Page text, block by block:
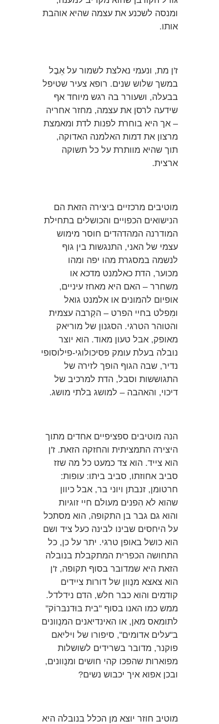
ומנסה לשכנע את עצמה שהיא אוהבת
אותו.
ז'ן מת, ונעמי נאלצת לשמור על אֵבֶל
במשך שלוש שנים. רופא צעיר שטיפל
בבעלה, ושעורר בה רגש מיוחד אף
שידעה לרסן את עצמה, מחזר אחריה
– אך היא בוחרת לפנות לדת ומאמצת
מרצון את דמות האלמנה האדוקה,
תוך שהיא מוותרת על כל תשוקה
ארצית.
מוטיבים מרכזיים ביצירה הזאת הם
הנישואים הכפויים והכושלים בתחילת
המודרנה המהדהדים חוסר מימוש
עצמי של האני, התנגשות בין גוף
לנשמה במסגרת מהו יפה ומהו
מכוער, הדת כאלמנט מדכא או
משחרר – האם היא מאחז עיניים,
אופיום להמונים או אלמנט גואל
ומִפלט בחיי הפרט – הקְרבה עצמית
והטוהר הטרגי. הסגנון של מוריאק
מאופק, אבל טעון מאוד. הוא יוצר
נובלה בעלת עומק פסיכולוגי-פילוסופי
נדיר, שבה הגוף הופך לזירה של
התגוששות וסבל, הדת למרכיב של
דיכוי, והאהבה – למושג בלתי מושג.
הנה מוטיבים ספציפיים אחדים מתוך
היצירה התמציתית והחזקה הזאת. ז'ן
הוא צייד. הוא צד כמעט כל מה שזז
סביב אחוזתו, סביב ביתו: עופות:
חרטומן, זנבתן ויוני בר, אבל כיוון
שהוא לא הִפנים מעולם חיי זוגיות
והוא גם גבר בן התקופה, הוא מסתכל
על היחסים שבינו לבינה כעל ציד ושם
הוא כושל באופן טרגי. יתר על כן, כל
התחושה הכפרית המתקבלת בנובלה
הזאת היא שמדובר בסוף תקופה, ז'ן
הוא צאצא מנֻוון של דורות ציידים
קודמים והוא כבר חלש, הדם נידלדל.
ממש כמו האנו בסוף "בית בּוּדנבּרוֹק"
לתומאס מאן, או האינדיאנים המנֻוונים
ב"עלים אדומים", סיפורו של ויליאם
פוקנר, מדובר בשרידים לשושלות
מפוארות שהפכו קהי חושים ומנֻוונים,
ובכן אפוא איך יכבוש נשים?
מוטיב חוזר יוצא מן הכלל בנובלה היא